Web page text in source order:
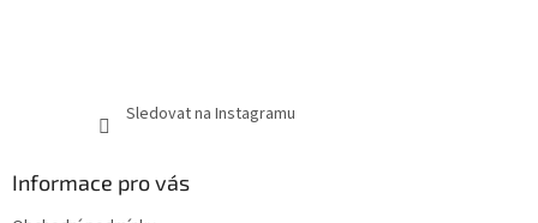
Sledovat na Instagramu
Informace pro vás